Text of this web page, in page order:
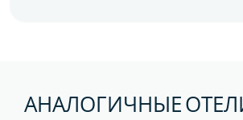
АНАЛОГИЧНЫЕ